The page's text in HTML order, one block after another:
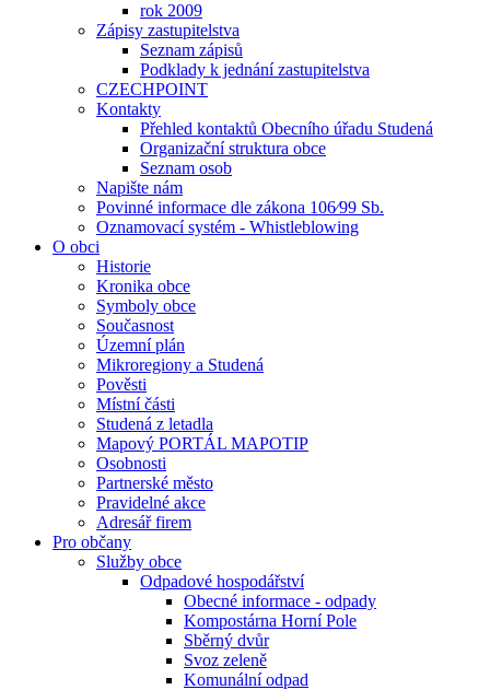
rok 2009
Zápisy zastupitelstva
Seznam zápisů
Podklady k jednání zastupitelstva
CZECHPOINT
Kontakty
Přehled kontaktů Obecního úřadu Studená
Organizační struktura obce
Seznam osob
Napište nám
Povinné informace dle zákona 106⁄99 Sb.
Oznamovací systém - Whistleblowing
O obci
Historie
Kronika obce
Symboly obce
Současnost
Územní plán
Mikroregiony a Studená
Pověsti
Místní části
Studená z letadla
Mapový PORTÁL MAPOTIP
Osobnosti
Partnerské město
Pravidelné akce
Adresář firem
Pro občany
Služby obce
Odpadové hospodářství
Obecné informace - odpady
Kompostárna Horní Pole
Sběrný dvůr
Svoz zeleně
Komunální odpad